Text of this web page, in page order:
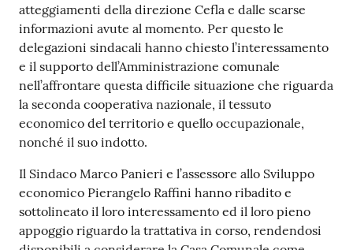
atteggiamenti della direzione Cefla e dalle scarse
informazioni avute al momento. Per questo le
delegazioni sindacali hanno chiesto l’interessamento
e il supporto dell’Amministrazione comunale
nell’affrontare questa difficile situazione che riguarda
la seconda cooperativa nazionale, il tessuto
economico del territorio e quello occupazionale,
nonché il suo indotto.
Il Sindaco Marco Panieri e l’assessore allo Sviluppo
economico Pierangelo Raffini hanno ribadito e
sottolineato il loro interessamento ed il loro pieno
appoggio riguardo la trattativa in corso, rendendosi